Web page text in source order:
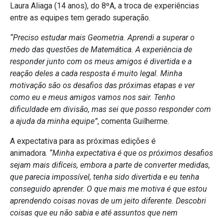
Laura Aliaga (14 anos), do 8ºA, a troca de experiências
entre as equipes tem gerado superação.
“Preciso estudar mais Geometria. Aprendi a superar o
medo das questões de Matemática. A experiência de
responder junto com os meus amigos é divertida e a
reação deles a cada resposta é muito legal. Minha
motivação são os desafios das próximas etapas e ver
como eu e meus amigos vamos nos sair. Tenho
dificuldade em divisão, mas sei que posso responder com
a ajuda da minha equipe”, comenta Guilherme.
A expectativa para as próximas edições é
animadora. “Minha expectativa é que os próximos desafios
sejam mais difíceis, embora a parte de converter medidas,
que parecia impossível, tenha sido divertida e eu tenha
conseguido aprender. O que mais me motiva é que estou
aprendendo coisas novas de um jeito diferente. Descobri
coisas que eu não sabia e até assuntos que nem